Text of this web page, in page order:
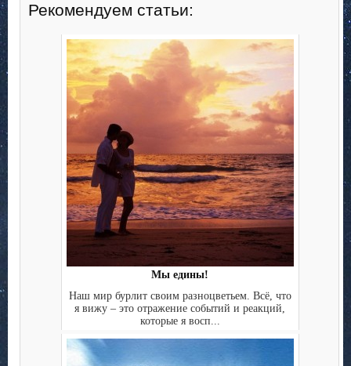
Рекомендуем статьи:
Мы едины!
Наш мир бурлит своим разноцветьем. Всё, что
я вижу – это отражение событий и реакций,
которые я восп...